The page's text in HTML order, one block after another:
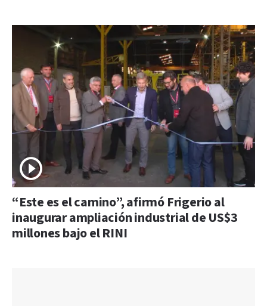
“Este es el camino”, afirmó Frigerio al
inaugurar ampliación industrial de US$3
millones bajo el RINI